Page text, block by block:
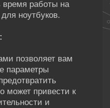
время работы на
ноутбуков.
позволяет вам
параметры
может привести к
и